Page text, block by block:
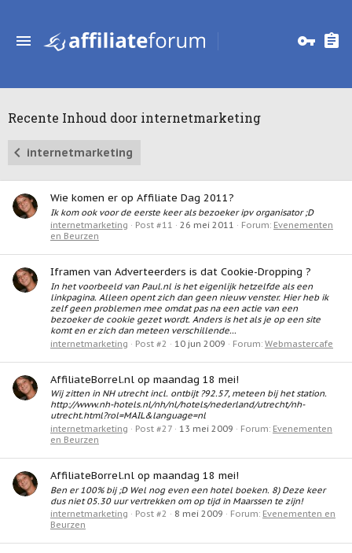
Recente Inhoud door internetmarketing
internetmarketing
Wie komen er op Affiliate Dag 2011?
Ik kom ook voor de eerste keer als bezoeker ipv organisator ;D
internetmarketing
Post #11 26 mei 2011 Forum: Evenementen
en Beurzen
Iframen van Adverteerders is dat Cookie-Dropping ?
In het voorbeeld van Paul.nl is het eigenlijk hetzelfde als een
linkpagina. Alleen opent zich dan geen nieuw venster. Hier heb ik
zelf geen problemen mee omdat pas na een actie van een
bezoeker de cookie gezet wordt. Anders is het als je op een site
komt en er zich dan meteen verschillende...
internetmarketing
Post #2 10 jun 2009 Forum: Webmastercafe
AffiliateBorrel.nl op maandag 18 mei!
Wij zitten in NH utrecht incl. ontbijt ?92.57, meteen bij het station.
http://www.nh-hotels.nl/nh/nl/hotels/nederland/utrecht/nh-
utrecht.html?rol=MAIL&language=nl
internetmarketing
Post #27 13 mei 2009 Forum: Evenementen
en Beurzen
AffiliateBorrel.nl op maandag 18 mei!
Ben er 100% bij ;D Wel nog even een hotel boeken. 8) Deze keer
dus niet 05.30 uur vertrekken om op tijd in Maarssen te zijn!
internetmarketing
Post #2 8 mei 2009 Forum: Evenementen en
Beurzen